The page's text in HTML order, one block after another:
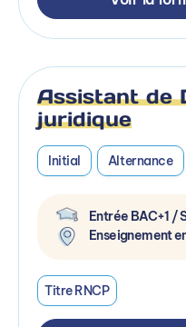
Assistant de
juridique
Initial Alternance
Entrée BAC+1 /
Enseignement
Titre RNCP